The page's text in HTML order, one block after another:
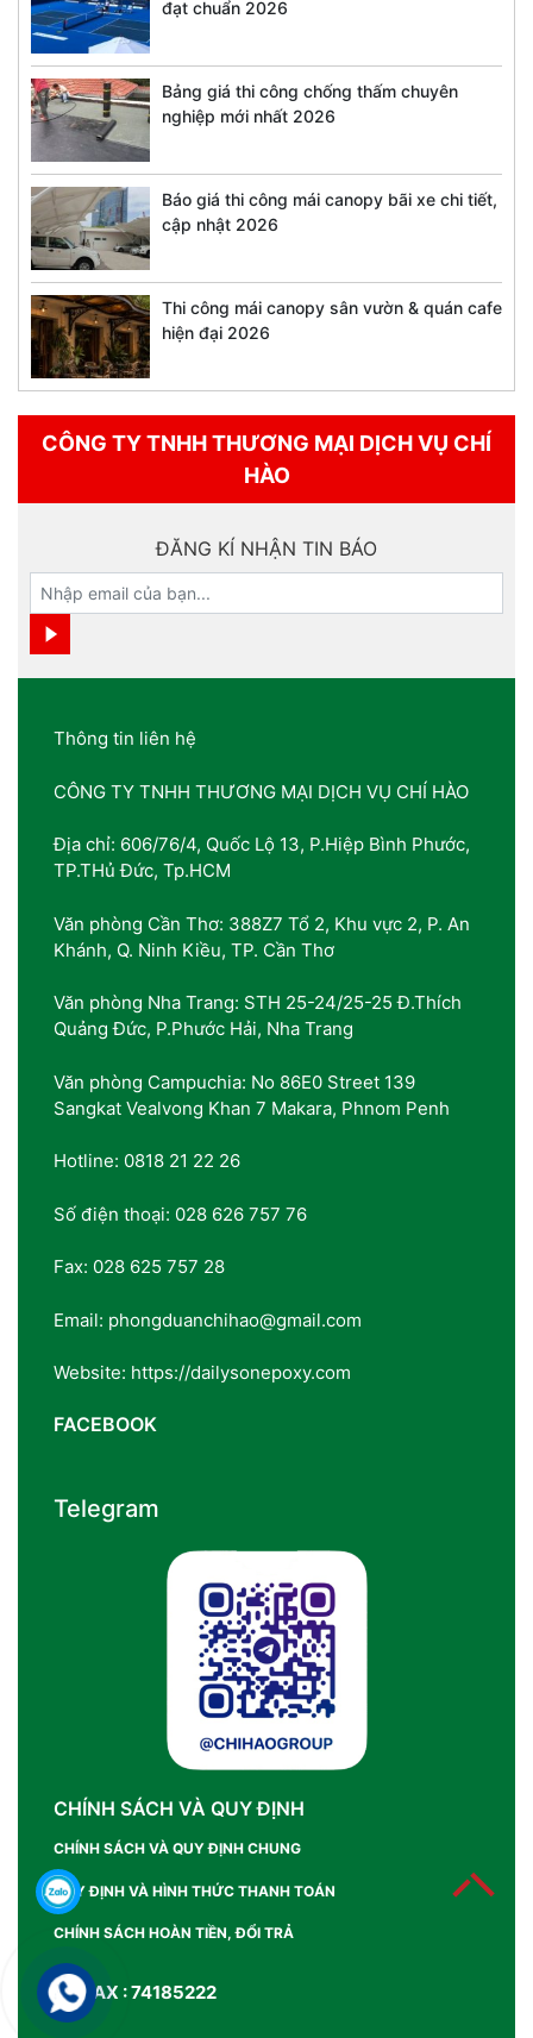
đạt chuẩn 2026
Bảng giá thi công chống thấm chuyên
nghiệp mới nhất 2026
Báo giá thi công mái canopy bãi xe chi tiết,
cập nhật 2026
Thi công mái canopy sân vườn & quán cafe
hiện đại 2026
CÔNG TY TNHH THƯƠNG MẠI DỊCH VỤ CHÍ
HÀO
ĐĂNG KÍ NHẬN TIN BÁO
Thông tin liên hệ
CÔNG TY TNHH THƯƠNG MẠI DỊCH VỤ CHÍ HÀO
Địa chỉ: 606/76/4, Quốc Lộ 13, P.Hiệp Bình Phước,
TP.THủ Đức, Tp.HCM
Văn phòng Cần Thơ: 388Z7 Tổ 2, Khu vực 2, P. An
Khánh, Q. Ninh Kiều, TP. Cần Thơ
Văn phòng Nha Trang: STH 25-24/25-25 Đ.Thích
Quảng Đức, P.Phước Hải, Nha Trang
Văn phòng Campuchia: No 86E0 Street 139
Sangkat Vealvong Khan 7 Makara, Phnom Penh
Hotline: 0818 21 22 26
Số điện thoại: 028 626 757 76
Fax: 028 625 757 28
Email: phongduanchihao@gmail.com
Website: https://dailysonepoxy.com
FACEBOOK
Telegram
CHÍNH SÁCH VÀ QUY ĐỊNH
CHÍNH SÁCH VÀ QUY ĐỊNH CHUNG
QUY ĐỊNH VÀ HÌNH THỨC THANH TOÁN
CHÍNH SÁCH HOÀN TIỀN, ĐỔI TRẢ
SỐ FAX : 74185222